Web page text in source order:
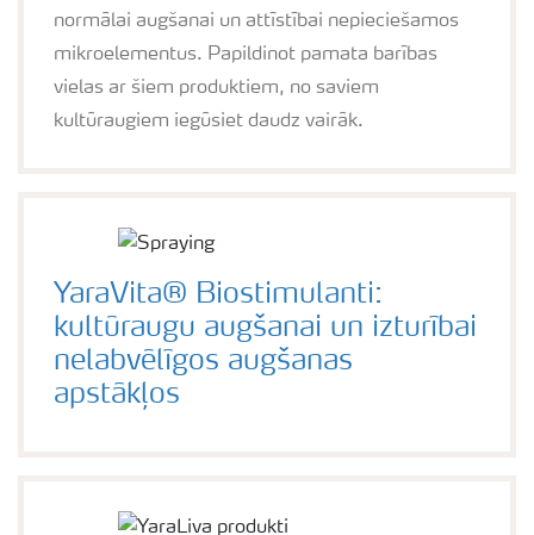
normālai augšanai un attīstībai nepieciešamos
mikroelementus. Papildinot pamata barības
vielas ar šiem produktiem, no saviem
kultūraugiem iegūsiet daudz vairāk.
YaraVita® Biostimulanti:
kultūraugu augšanai un izturībai
nelabvēlīgos augšanas
apstākļos